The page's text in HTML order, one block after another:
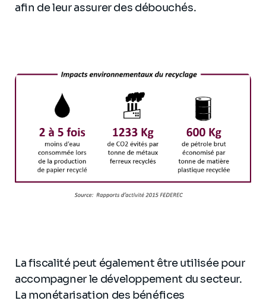
afin de leur assurer des débouchés.
La fiscalité peut également être utilisée pour
accompagner le développement du secteur.
La monétarisation des bénéfices